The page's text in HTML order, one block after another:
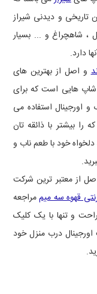
تاریخی و دیدنی شیراز
، شاهچراغ و ... بسیار
دارد.
و اصل از بهترین های
هایی است که برای
اورجینال استفاده می
را بیشتر با ذائقه تان
خود با طعم ناب و
از معتبر ترین شرکت
قهوه سه میممراجعه
و تنها با یک کلیک
درب منزل خود